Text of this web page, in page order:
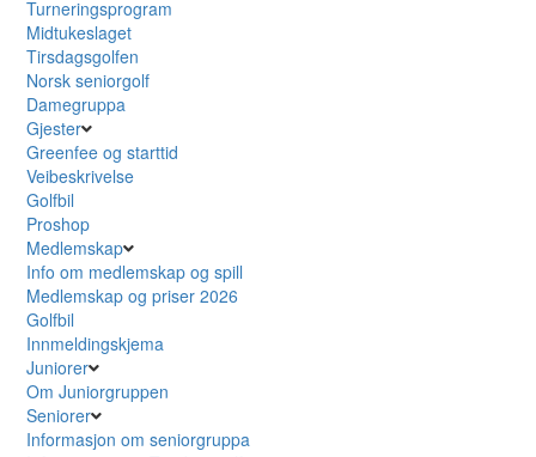
Turneringsprogram
Midtukeslaget
Tirsdagsgolfen
Norsk seniorgolf
Damegruppa
Gjester
Greenfee og starttid
Veibeskrivelse
Golfbil
Proshop
Medlemskap
Info om medlemskap og spill
Medlemskap og priser 2026
Golfbil
Innmeldingskjema
Juniorer
Om Juniorgruppen
Seniorer
Informasjon om seniorgruppa